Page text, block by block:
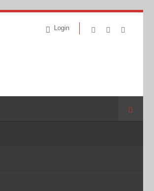
Login
Suche